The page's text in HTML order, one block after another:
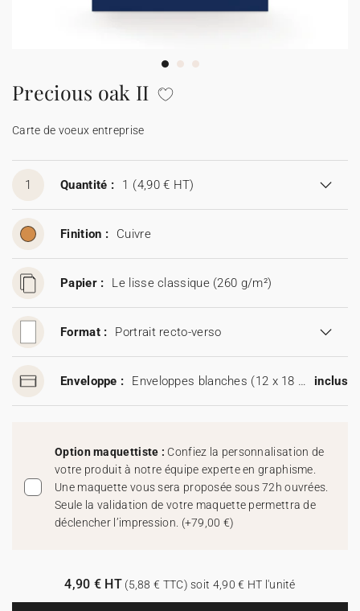
★ Demande d'échantillons
Menus
Présentoirs comptoir
Stickers
Precious oak II
Carte de voeux entreprise
1 Quantité : 1 (4,90 € HT)
Finition : Cuivre
Papier : Le lisse classique (260 g/m²)
Format : Portrait recto-verso
Enveloppe : Enveloppes blanches (12 x 18 cm) inclus
Option maquettiste : Confiez la personnalisation de
votre produit à notre équipe experte en graphisme.
Une maquette vous sera proposée sous 72h ouvrées.
Seule la validation de votre maquette permettra de
déclencher l’impression. (+79,00 €)
4,90 € HT(5,88 € TTC) soit 4,90 € HT l'unité